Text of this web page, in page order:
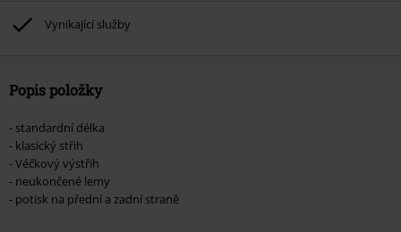
Vynikající služby
Popis položky
- standardní délka
- klasický střih
- Véčkový výstřih
- neukončené lemy
- potisk na přední a zadní straně